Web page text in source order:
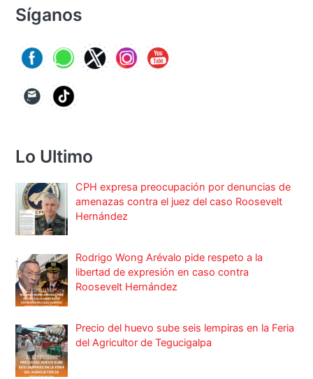
Síganos
Lo Ultimo
CPH expresa preocupación por denuncias de
amenazas contra el juez del caso Roosevelt
Hernández
Rodrigo Wong Arévalo pide respeto a la
libertad de expresión en caso contra
Roosevelt Hernández
Precio del huevo sube seis lempiras en la Feria
del Agricultor de Tegucigalpa